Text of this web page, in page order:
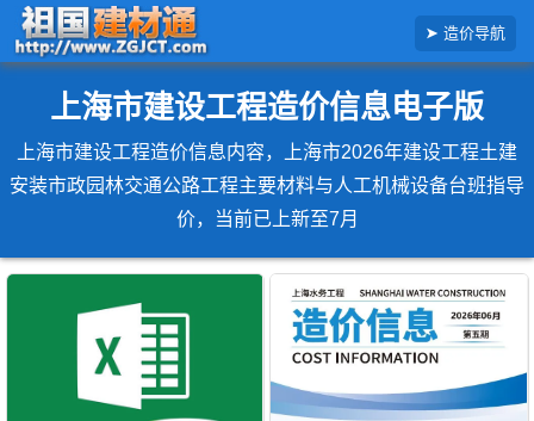
信
息
造价导航
上海市建设工程造价信息电子版
上海市建设工程造价信息内容，上海市2026年建设工程土建
安装市政园林交通公路工程主要材料与人工机械设备台班指导
价，当前已上新至7月